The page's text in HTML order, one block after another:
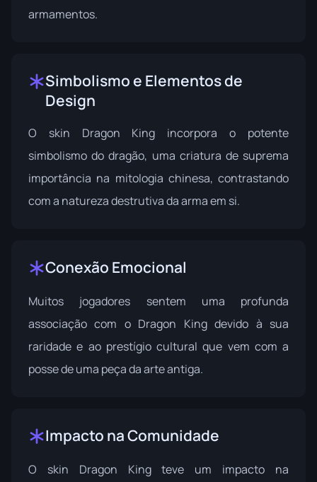
armamentos.
Simbolismo e Elementos de
Design
O skin Dragon King incorpora o potente
simbolismo do dragão, uma criatura de suprema
importância na mitologia chinesa, contrastando
com a natureza destrutiva da arma em si.
Conexão Emocional
Muitos jogadores sentem uma profunda
associação com o Dragon King devido à sua
raridade e ao prestígio cultural que vem com a
posse de uma peça da arte antiga.
Impacto na Comunidade
O skin Dragon King teve um impacto na